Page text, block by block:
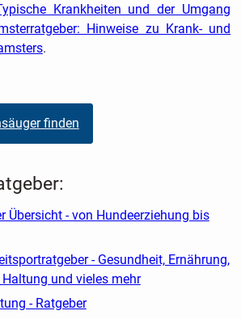
Krankheiten und der Umgang
Hinweise zu Krank- und
.
finden
Übersicht - von Hundeerziehung bis
- Gesundheit, Ernährung,
Haltung und vieles mehr
- Ratgeber